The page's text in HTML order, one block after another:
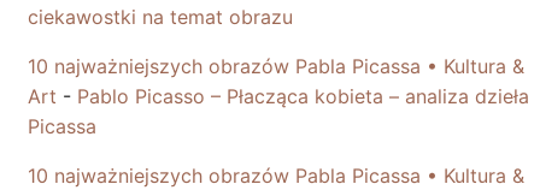
ciekawostki na temat obrazu
10 najważniejszych obrazów Pabla Picassa • Kultura &
Art - Pablo Picasso – Płacząca kobieta – analiza dzieła
Picassa
10 najważniejszych obrazów Pabla Picassa • Kultura &